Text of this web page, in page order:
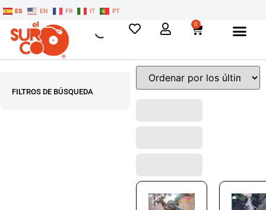
ES EN FR IT PT
0
FILTROS DE BÚSQUEDA